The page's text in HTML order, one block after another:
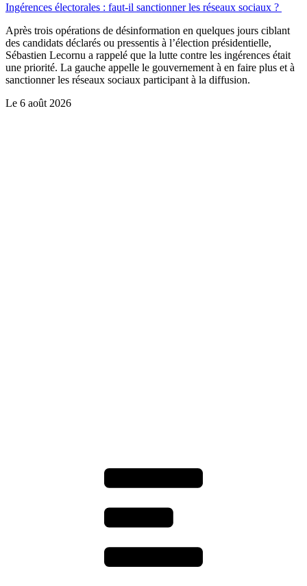
Ingérences électorales : faut-il sanctionner les réseaux sociaux ?
Après trois opérations de désinformation en quelques jours ciblant
des candidats déclarés ou pressentis à l’élection présidentielle,
Sébastien Lecornu a rappelé que la lutte contre les ingérences était
une priorité. La gauche appelle le gouvernement à en faire plus et à
sanctionner les réseaux sociaux participant à la diffusion.
Le 6 août 2026